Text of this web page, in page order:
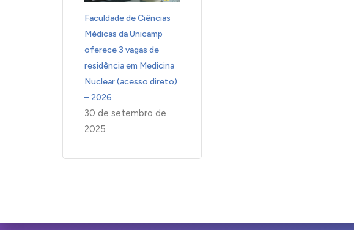
Faculdade de Ciências
Médicas da Unicamp
oferece 3 vagas de
residência em Medicina
Nuclear (acesso direto)
– 2026
30 de setembro de
2025